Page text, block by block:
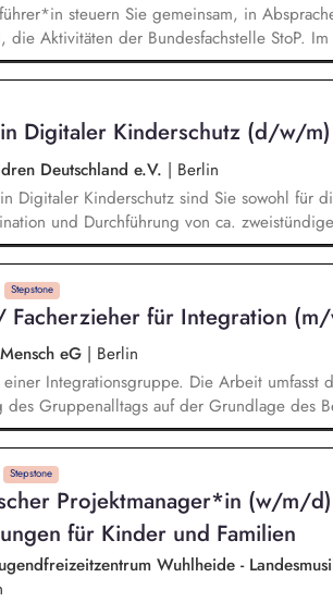
steuern Sie gemeinsam, in
die Aktivitäten der Bundesfachstelle StoP.
und Verantwortung für die Umsetzung
und Sicherstellung des wirtschaftlichen
(Finanzierung, Controlling), Akquise von
für die Bundesfachstelle mit 4
Digitaler Kinderschutz (d/w/m)
Deutschland e.V. | Berlin
Digitaler Kinderschutz sind Sie sowohl für
und Durchführung von ca.
und Akquise von Institutionen und
Umgang mit Kinderfotos und -videos (z. B.
Jugendverbände, Kinder-/
Durchführung zielgruppengerechter
Auftraggebern.
Stepstone
Facherzieher für Integration
eG | Berlin
Integrationsgruppe. Die Arbeit umfasst
des Gruppenalltags auf der Grundlage des
aus Erzieherinnen, die eng mit den
Sozialpädiatrischen Zentrums
Organisation. Zusammenarbeit mit den
Stepstone
Projektmanager*in (w/m/
für Kinder und Familien
Wuhlheide -